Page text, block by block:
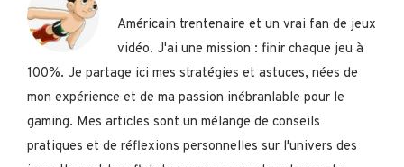
Américain trentenaire et un vrai fan de jeux
vidéo. J'ai une mission : finir chaque jeu à
100%. Je partage ici mes stratégies et astuces, nées de
mon expérience et de ma passion inébranlable pour le
gaming. Mes articles sont un mélange de conseils
pratiques et de réflexions personnelles sur l'univers des